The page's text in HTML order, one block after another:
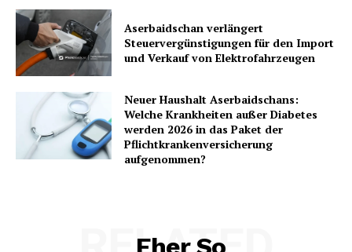
Aserbaidschan verlängert
Steuervergünstigungen für den Import
und Verkauf von Elektrofahrzeugen
Neuer Haushalt Aserbaidschans:
Welche Krankheiten außer Diabetes
werden 2026 in das Paket der
Pflichtkrankenversicherung
aufgenommen?